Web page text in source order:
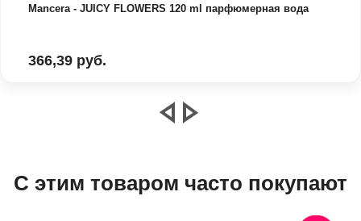
Mancera - JUICY FLOWERS 120 ml парфюмерная вода
366,39 руб.
С этим товаром часто покупают